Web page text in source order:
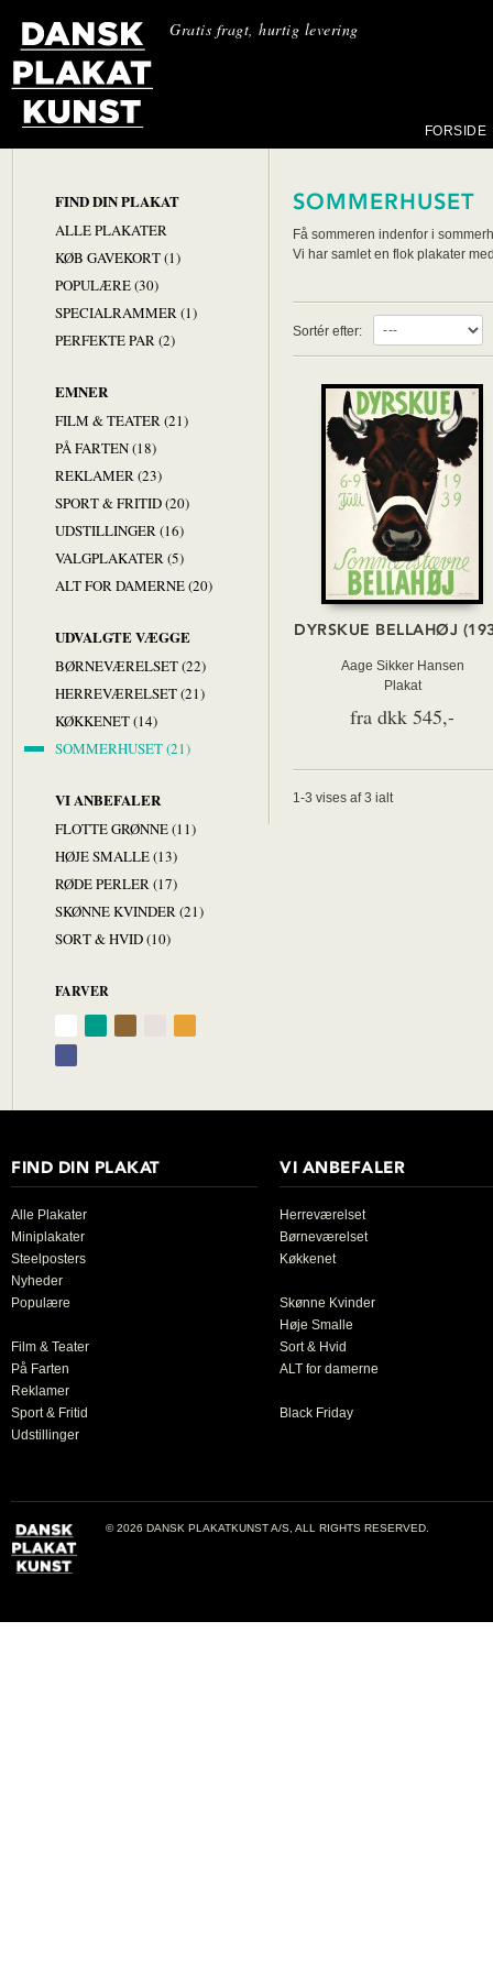
Gratis fragt, hurtig levering
FORSIDE
FIND DIN PLAKAT
ALLE PLAKATER
KØB GAVEKORT (1)
POPULÆRE (30)
SPECIALRAMMER (1)
PERFEKTE PAR (2)
EMNER
FILM & TEATER (21)
PÅ FARTEN (18)
REKLAMER (23)
SPORT & FRITID (20)
UDSTILLINGER (16)
VALGPLAKATER (5)
ALT FOR DAMERNE (20)
UDVALGTE VÆGGE
BØRNEVÆRELSET (22)
HERREVÆRELSET (21)
KØKKENET (14)
SOMMERHUSET (21)
VI ANBEFALER
FLOTTE GRØNNE (11)
HØJE SMALLE (13)
RØDE PERLER (17)
SKØNNE KVINDER (21)
SORT & HVID (10)
FARVER
SOMMERHUSET
Få sommeren indenfor i
Vi har samlet en flok plakater
Sortér efter:
DYRSKUE BELLAHØJ
Aage Sikker Hansen
Plakat
fra dkk 545,-
1-3 vises af 3 ialt
FIND DIN PLAKAT
Alle Plakater
Miniplakater
Steelposters
Nyheder
Populære
Film & Teater
På Farten
Reklamer
Sport & Fritid
Udstillinger
VI ANBEFALER
Herreværelset
Børneværelset
Køkkenet
Skønne Kvinder
Høje Smalle
Sort & Hvid
ALT for damerne
Black Friday
© 2026 DANSK PLAKATKUNST A/S, ALL RIGHTS RESERVED.